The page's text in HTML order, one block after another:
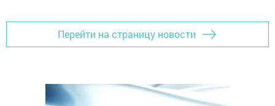
Перейти на страницу новости